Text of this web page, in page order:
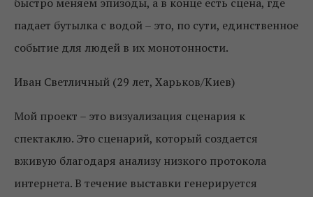
падает бутылка с водой – это, по сути, единственное
событие для людей в их монотонности.
Иван Светличный (29 лет, Харьков/Киев)
Мой проект – это визуализация сценария к
спектаклю. Это сценарий, который создается
вживую благодаря анализу низкого протокола
интернета. В течение выставки генерируется